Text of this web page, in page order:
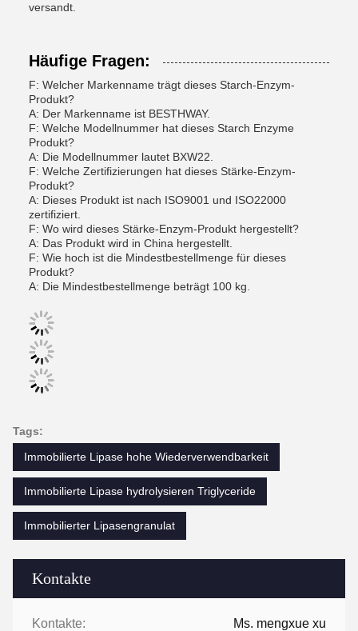
Kontakte
Kontakte: Ms. mengxue xu
versandt.
Häufige Fragen:
F: Welcher Markenname trägt dieses Starch-Enzym-
Produkt?
A: Der Markenname ist BESTHWAY.
F: Welche Modellnummer hat dieses Starch Enzyme
Produkt?
A: Die Modellnummer lautet BXW22.
F: Welche Zertifizierungen hat dieses Stärke-Enzym-
Produkt?
A: Dieses Produkt ist nach ISO9001 und ISO22000
zertifiziert.
F: Wo wird dieses Stärke-Enzym-Produkt hergestellt?
A: Das Produkt wird in China hergestellt.
F: Wie hoch ist die Mindestbestellmenge für dieses
Produkt?
A: Die Mindestbestellmenge beträgt 100 kg.
Tags:
Immobilierte Lipase hohe Wiederverwendbarkeit
Immobilierte Lipase hydrolysieren Triglyceride
Immobilierter Lipasengranulat